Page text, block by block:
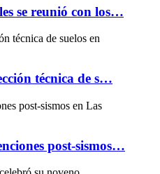
se reunió con los…
técnica de s…
post-sismos…